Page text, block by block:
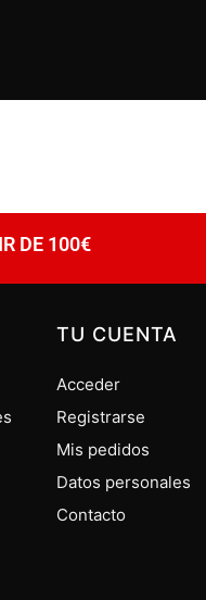
DE 100€
TU CUENTA
Acceder
Registrarse
Mis pedidos
Datos personales
Contacto